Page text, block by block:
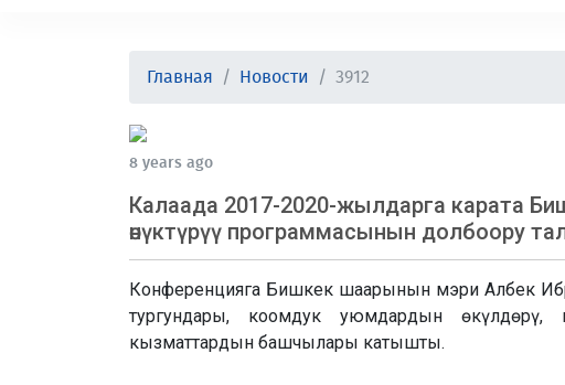
Главная Новости 3912
8 years ago
Калаада 2017-2020-жылдарга карата
өнүктүрүү программасынын долбоору
Конференцияга Бишкек шаарынын мэри Албек
тургундары, коомдук уюмдардын
кызматтардын башчылары катышты.